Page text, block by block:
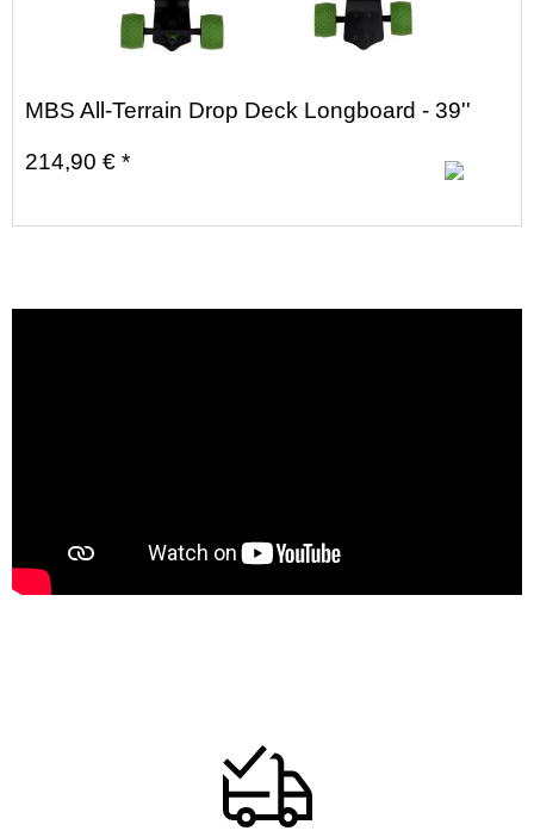
MBS All-Terrain Drop Deck Longboard - 39''
214,90 € *